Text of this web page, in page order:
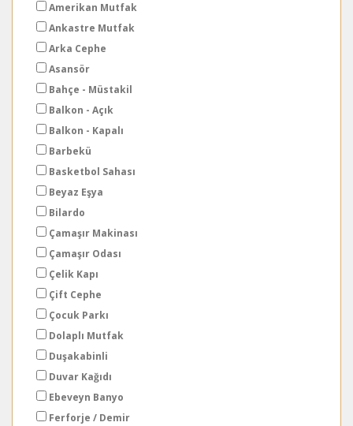
Amerikan Mutfak
Ankastre Mutfak
Arka Cephe
Asansör
Bahçe - Müstakil
Balkon - Açık
Balkon - Kapalı
Barbekü
Basketbol Sahası
Beyaz Eşya
Bilardo
Çamaşır Makinası
Çamaşır Odası
Çelik Kapı
Çift Cephe
Çocuk Parkı
Dolaplı Mutfak
Duşakabinli
Duvar Kağıdı
Ebeveyn Banyo
Ferforje / Demir